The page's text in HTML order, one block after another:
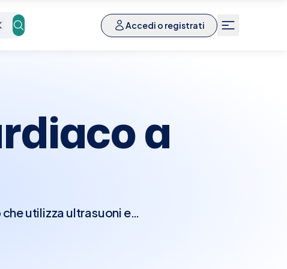
Accedi o registrati
a
utilizza ultrasuoni e